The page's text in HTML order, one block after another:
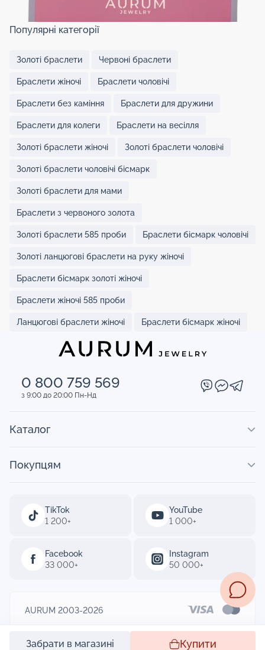
Забрати в магазині Купити
Популярні категорії
Золоті браслети Червоні браслети
Браслети жіночі Браслети чоловічі
Браслети без каміння Браслети для дружини
Браслети для колеги Браслети на весілля
Золоті браслети жіночі Золоті браслети чоловічі
Золоті браслети чоловічі бісмарк
Золоті браслети для мами
Браслети з червоного золота
Золоті браслети 585 проби Браслети бісмарк чоловічі
Золоті ланцюгові браслети на руку жіночі
Браслети бісмарк золоті жіночі
Браслети жіночі 585 проби
Ланцюгові браслети жіночі Браслети бісмарк жіночі
0 800 759 569
з 9:00 до 20:00 Пн-Нд
TikTok
1 200+
YouTube
1 000+
Facebook
33 000+
Instagram
50 000+
Каталог
Покупцям
AURUM 2003-2026